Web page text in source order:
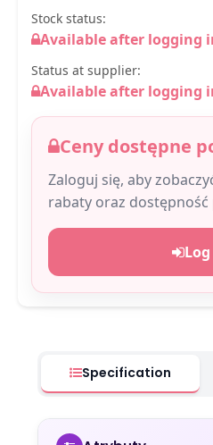
Stock status:
Available after logging
Status at supplier:
Available after logging
Ceny dostępne
Zaloguj się, aby
rabaty oraz
Specification